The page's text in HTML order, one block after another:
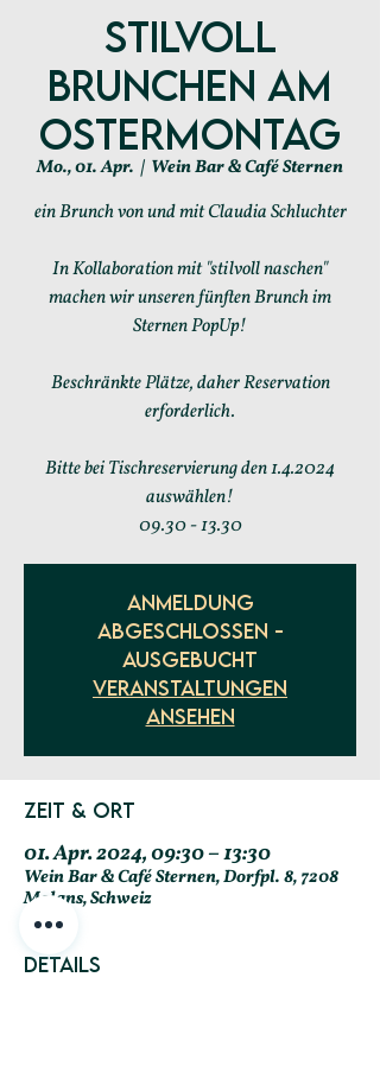
stilvoll
brunchen am
Ostermontag
Mo., 01. Apr.
  |
Wein Bar & Café Sternen
ein Brunch von und mit Claudia Schluchter
In Kollaboration mit "stilvoll naschen"
machen wir unseren fünften Brunch im
Sternen PopUp!
Beschränkte Plätze, daher Reservation
erforderlich.
Bitte bei Tischreservierung den 1.4.2024
auswählen!
09.30 - 13.30
Anmeldung
abgeschlossen -
ausgebucht
Veranstaltungen
ansehen
Zeit & Ort
01. Apr. 2024, 09:30 – 13:30
Wein Bar & Café Sternen, Dorfpl. 8, 7208
Malans, Schweiz
Details